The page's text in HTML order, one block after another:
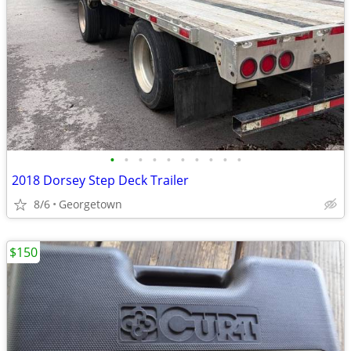
• • • • • • • • • •
2018 Dorsey Step Deck Trailer
8/6 Georgetown
$150